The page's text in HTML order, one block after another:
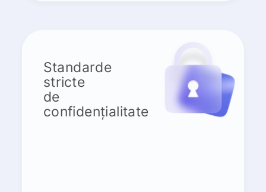
Standarde
stricte
de
confidențialitate